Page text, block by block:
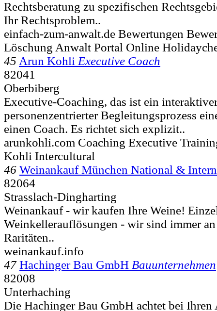
Rechtsberatung zu spezifischen
Ihr Rechtsproblem..
einfach-zum-anwalt.de Bewertungen
Löschung Anwalt Portal Online
45 Arun Kohli Executive Coach
82041
Oberbiberg
Executive-Coaching, das ist ein
personenzentrierter Begleitungsprozess
einen Coach. Es richtet sich explizit..
arunkohli.com Coaching Executive
Kohli Intercultural
46 Weinankauf München National &
82064
Strasslach-Dingharting
Weinankauf - wir kaufen Ihre Weine!
Weinkellerauflösungen - wir sind immer
Raritäten..
weinankauf.info
47 Hachinger Bau GmbH Bauunternehmen
82008
Unterhaching
Die Hachinger Bau GmbH achtet bei